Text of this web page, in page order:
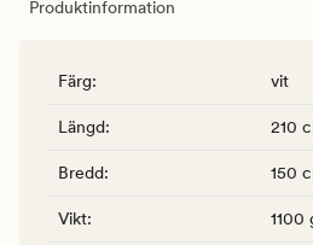
Produktinformation
Färg: vit
Längd: 210
Bredd: 150
Vikt: 1100